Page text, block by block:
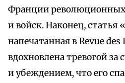
Франции
и войск. Наконец, статья
напечатанная в Revue des
вдохновлена тревогой за
и убеждением, что его